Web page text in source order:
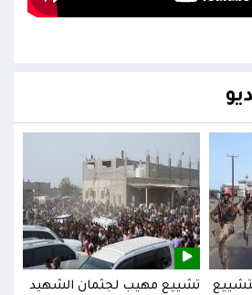
تشييع مهيب لجثمان الشهيد